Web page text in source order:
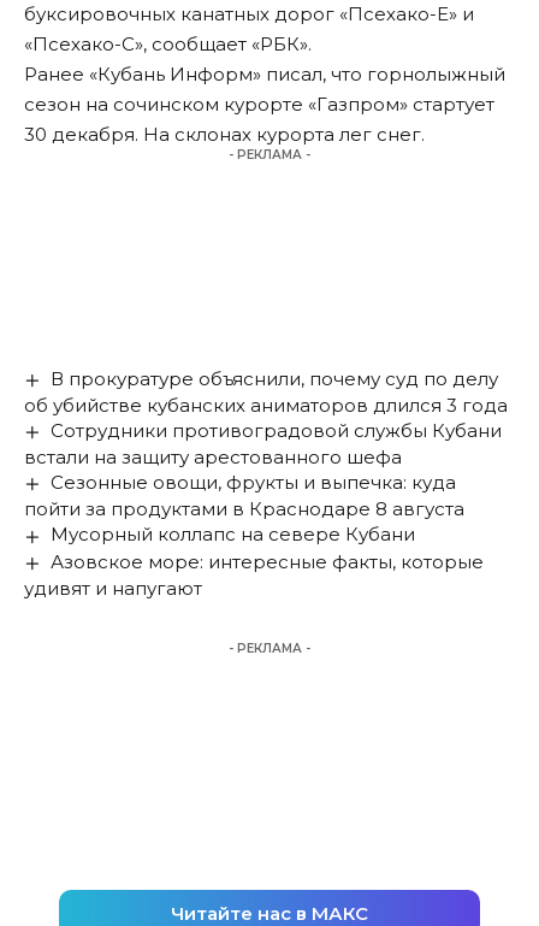
буксировочных канатных дорог «Псехако-Е» и
«Псехако-С», сообщает «РБК».
Ранее «Кубань Информ» писал, что горнолыжный
сезон на сочинском курорте «Газпром» стартует
30 декабря. На склонах курорта лег снег.
- РЕКЛАМА -
В прокуратуре объяснили, почему суд по делу
об убийстве кубанских аниматоров длился 3 года
Сотрудники противоградовой службы Кубани
встали на защиту арестованного шефа
Сезонные овощи, фрукты и выпечка: куда
пойти за продуктами в Краснодаре 8 августа
Мусорный коллапс на севере Кубани
Азовское море: интересные факты, которые
удивят и напугают
- РЕКЛАМА -
Читайте нас в МАКС